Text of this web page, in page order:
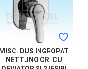
MISC. DUS INGROPAT
NETTUNO CR. CU